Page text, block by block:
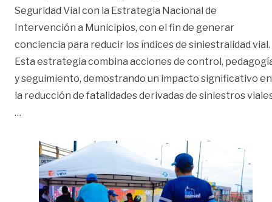
Seguridad Vial con la Estrategia Nacional de
Intervención a Municipios, con el fin de generar
conciencia para reducir los índices de siniestralidad vial.
Esta estrategia combina acciones de control,
y seguimiento, demostrando un impacto significativo en
la reducción de fatalidades derivadas de siniestros
…